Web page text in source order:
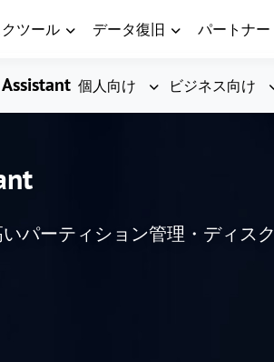
ツール データ復旧 パートナー
個人向け ビジネス向け
パーティション管理・ディスク